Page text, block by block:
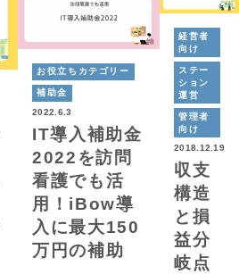
お役立ちカテゴリー
補助金
2022.6.3
IT導入補助金
2022を訪問
看護でも活
用！iBow導
入に最大150
万円の補助
経営者
向け
ステー
ション
運営
管理者
向け
2018.12.19
収支
構造
と損
益分
岐点